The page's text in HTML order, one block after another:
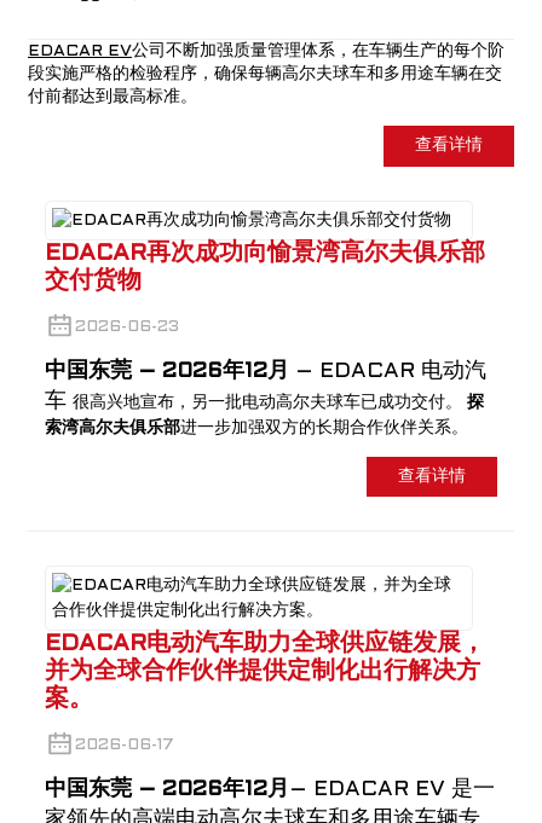
EDACAR EV公司不断加强质量管理体系，在车辆生产的每个阶
段实施严格的检验程序，确保每辆高尔夫球车和多用途车辆在交
付前都达到最高标准。
查看详情
EDACAR再次成功向愉景湾高尔夫俱乐部
交付货物
2026-06-23
中国东莞 – 2026年12月
– EDACAR 电动汽
车 很高兴地宣布，另一批电动高尔夫球车已成功交付。 探
索湾高尔夫俱乐部进一步加强双方的长期合作伙伴关系。
查看详情
EDACAR电动汽车助力全球供应链发展，
并为全球合作伙伴提供定制化出行解决方
案。
2026-06-17
中国东莞 – 2026年12月 – EDACAR EV 是一